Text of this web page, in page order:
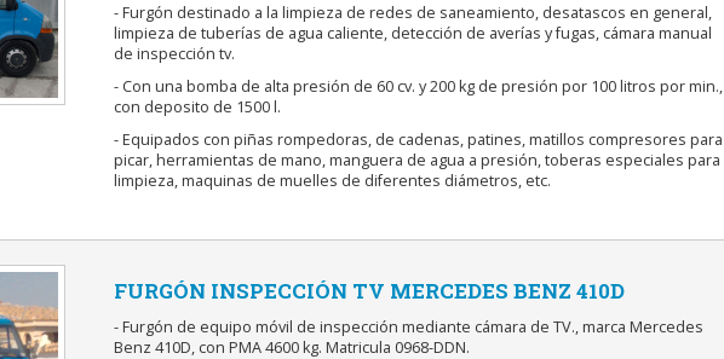
- Furgón destinado a la limpieza de redes de saneamiento, desatascos en general,
limpieza de tuberías de agua caliente, detección de averías y fugas, cámara manual
de inspección tv.
- Con una bomba de alta presión de 60 cv. y 200 kg de presión por 100 litros por min.,
con deposito de 1500 l.
- Equipados con piñas rompedoras, de cadenas, patines, matillos compresores para
picar, herramientas de mano, manguera de agua a presión, toberas especiales para
limpieza, maquinas de muelles de diferentes diámetros, etc.
FURGÓN INSPECCIÓN TV MERCEDES BENZ 410D
- Furgón de equipo móvil de inspección mediante cámara de TV., marca Mercedes
Benz 410D, con PMA 4600 kg. Matricula 0968-DDN.